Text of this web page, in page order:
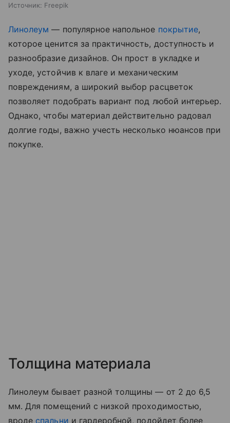
Источник: Freepik
Линолеум — популярное напольное покрытие,
которое ценится за практичность, доступность и
разнообразие дизайнов. Он прост в укладке и
уходе, устойчив к влаге и механическим
повреждениям, а широкий выбор расцветок
позволяет подобрать вариант под любой интерьер.
Однако, чтобы материал действительно радовал
долгие годы, важно учесть несколько нюансов при
покупке.
Толщина материала
Линолеум бывает разной толщины — от 2 до 6,5
мм. Для помещений с низкой проходимостью,
вроде спальни и гардеробной, подойдет более